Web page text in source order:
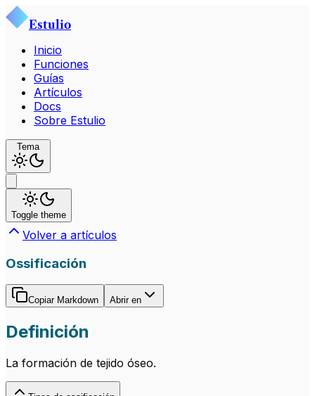
Estulio
Inicio
Funciones
Guías
Artículos
Docs
Sobre Estulio
Tema
Toggle theme
Volver a artículos
Ossificación
Copiar Markdown Abrir en
Definición
La formación de tejido óseo.